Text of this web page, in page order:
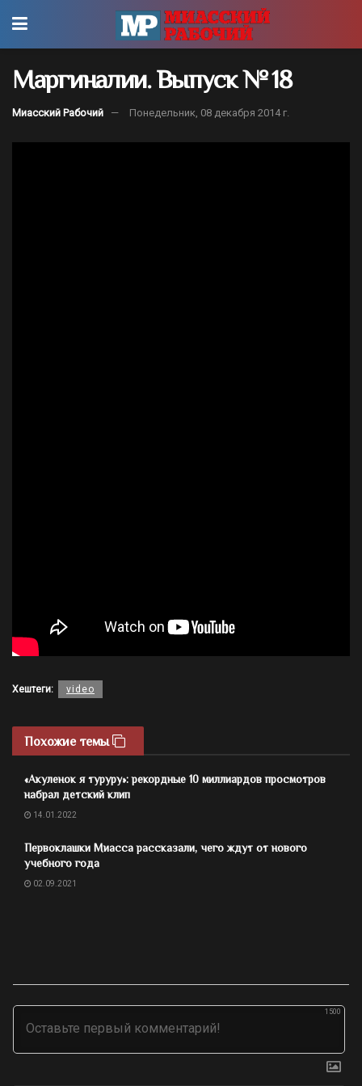
Маргиналии. Выпуск № 18
Миасский Рабочий Понедельник, 08 декабря 2014 г.
Хештеги: video
Похожие темы
«Акуленок я туруру»: рекордные 10 миллиардов просмотров
набрал детский клип
14.01.2022
Первоклашки Миасса рассказали, чего ждут от нового
учебного года
02.09.2021
1500